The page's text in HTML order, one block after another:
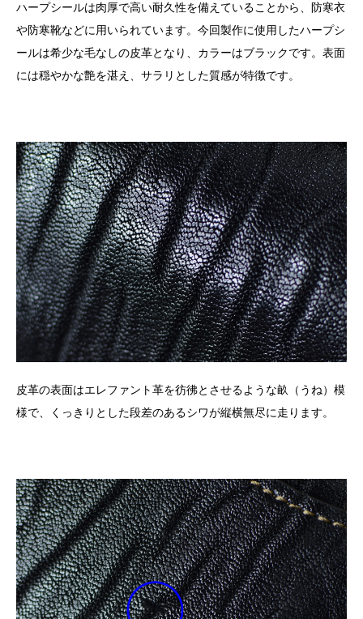
ハープシールは肉厚で高い耐久性を備えていることから、防寒衣
や防寒靴などに用いられています。今回製作に使用したハープシ
ールは希少な毛なしの皮革となり、カラーはブラックです。表面
には穏やかな艶を湛え、サラリとした質感が特徴です。
皮革の表面はエレファント革を彷彿とさせるような畝（うね）模
様で、くっきりとした段差のあるシワが縦横無尽に走ります。